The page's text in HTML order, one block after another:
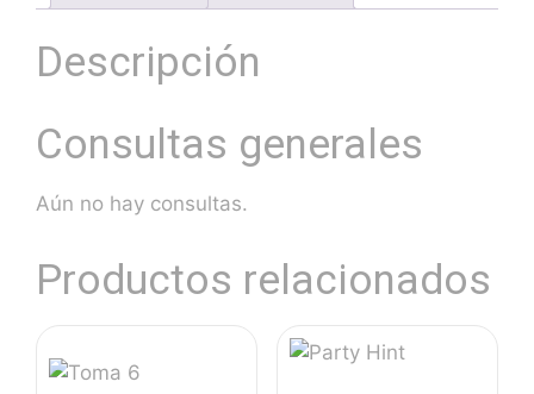
Descripción
Consultas generales
Aún no hay consultas.
Productos relacionados